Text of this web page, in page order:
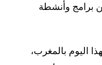
برامج وأنشطة
اليوم بالمغرب،